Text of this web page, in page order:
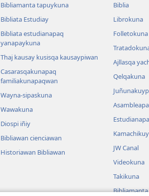
Bibliamanta tapuykuna
Bibliata Estudiay
Bibliata estudianapaq
yanapaykuna
Thaj kausay kusisqa kausaypiwan
Casarasqakunapaq
familiakunapaqwan
Wayna-sipaskuna
Wawakuna
Diospi iñiy
Bibliawan cienciawan
Historiawan Bibliawan
Biblia
Librokuna
Folletokuna
Ajllasqa
Qelqakuna
JW Canal
Videokuna
Takikuna